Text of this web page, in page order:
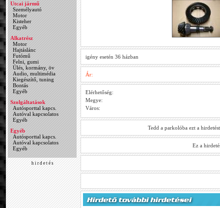
Utcai jármű
Személyautó
Motor
Kisteher
Egyéb
Alkatrész
Motor
Hajtáslánc
Futómű
Felni, gumi
Ülés, kormány, öv
Audio, multimédia
Kiegészítő, tuning
Bontás
Egyéb
Szolgáltatások
Autósporttal kapcs.
Autóval kapcsolatos
Egyéb
Egyéb
Autósporttal kapcs.
Autóval kapcsolatos
Egyéb
h i r d e t é s
igény esetén 36 házban
Ár:
Elérhetőség:
Megye:
Város:
Tedd a parkolóba ezt a
Ez a